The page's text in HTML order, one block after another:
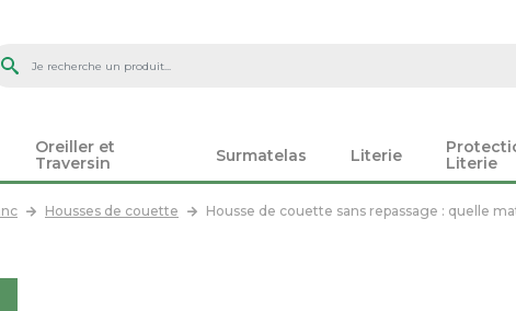
Oreiller et
Traversin
Surmatelas Literie
Literie
Housses de couette Housse de couette sans repassage : quelle